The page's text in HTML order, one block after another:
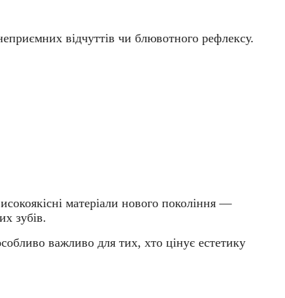
відчуттів чи блювотного рефлексу.
матеріали нового покоління —
зубів.
важливо для тих, хто цінує естетику